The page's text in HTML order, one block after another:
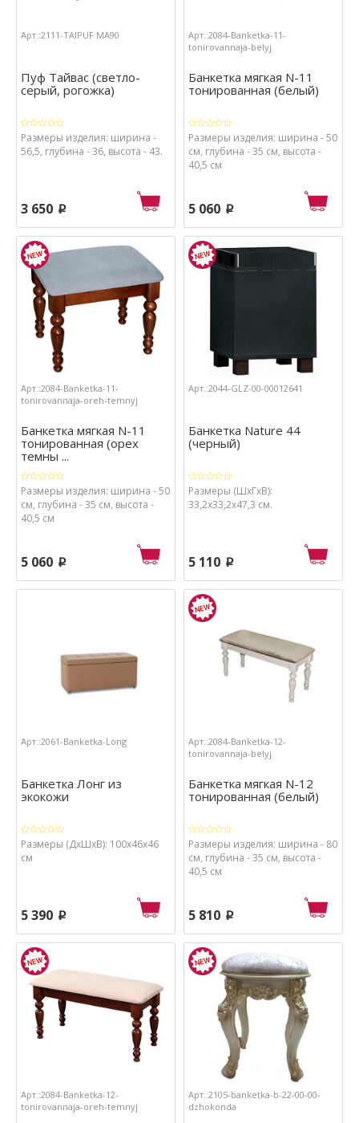
Арт.:2111-TAIPUF MA90
Пуф Тайвас (светло-
серый, рогожка)
Размеры изделия: ширина -
56,5, глубина - 36, высота - 43.
3 650 p
Арт.:2084-Banketka-11-
tonirovannaja-belyj
Банкетка мягкая N-11
тонированная (белый)
Размеры изделия: ширина - 50
см, глубина - 35 см, высота -
40,5 см
5 060 p
Арт.:2084-Banketka-11-
tonirovannaja-oreh-temnyj
Банкетка мягкая N-11
тонированная (орех
темны ...
Размеры изделия: ширина - 50
см, глубина - 35 см, высота -
40,5 см
5 060 p
Арт.:2044-GLZ-00-00012641
Банкетка Nature 44
(черный)
Размеры (ШхГхВ):
33,2х33,2х47,3 см.
5 110 p
Арт.:2061-Banketka-Long
Банкетка Лонг из
экокожи
Размеры (ДхШхВ): 100х46х46
см
5 390 p
Арт.:2084-Banketka-12-
tonirovannaja-belyj
Банкетка мягкая N-12
тонированная (белый)
Размеры изделия: ширина - 80
см, глубина - 35 см, высота -
40,5 см
5 810 p
Арт.:2084-Banketka-12-
tonirovannaja-oreh-temnyj
Арт.:2105-banketka-b-22-00-00-
dzhokonda